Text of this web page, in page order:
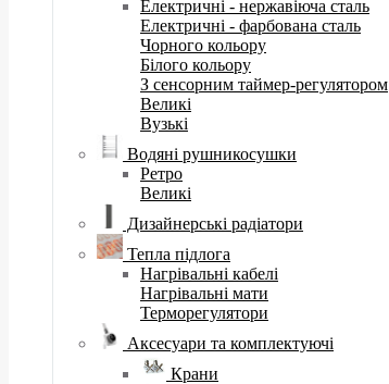
Електричні - нержавіюча сталь
Електричні - фарбована сталь
Чорного кольору
Білого кольору
З сенсорним таймер-регулятором
Великі
Вузькі
Водяні рушникосушки
Ретро
Великі
Дизайнерські радіатори
Тепла підлога
Нагрівальні кабелі
Нагрівальні мати
Терморегулятори
Аксесуари та комплектуючі
Крани